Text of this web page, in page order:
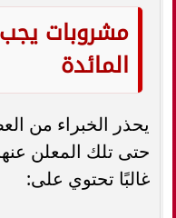
مشروبات
المائدة
يحذر الخبراء من
حتى تلك المعلن
غالبًا تحتوي على: